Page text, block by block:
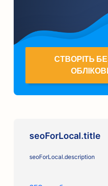
СТВОРІТЬ
seoForLocal.title
seoForLocal.description